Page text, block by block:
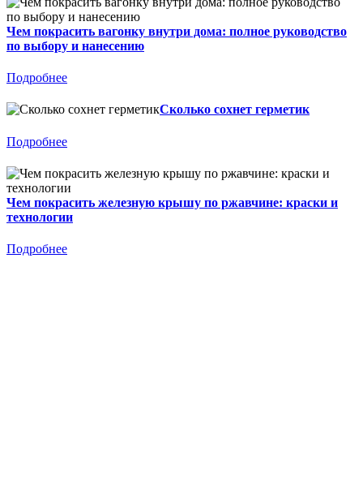
Чем покрасить вагонку внутри дома: полное руководство
по выбору и нанесению
Подробнее
Сколько сохнет герметик
Подробнее
Чем покрасить железную крышу по ржавчине: краски и
технологии
Подробнее